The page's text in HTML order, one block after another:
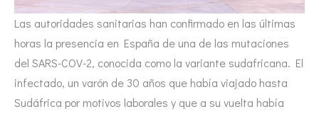
Las autoridades sanitarias han confirmado en las últimas
horas la presencia en España de una de las mutaciones
del SARS-COV-2, conocida como la variante sudafricana. El
infectado, un varón de 30 años que había viajado hasta
Sudáfrica por motivos laborales y que a su vuelta había